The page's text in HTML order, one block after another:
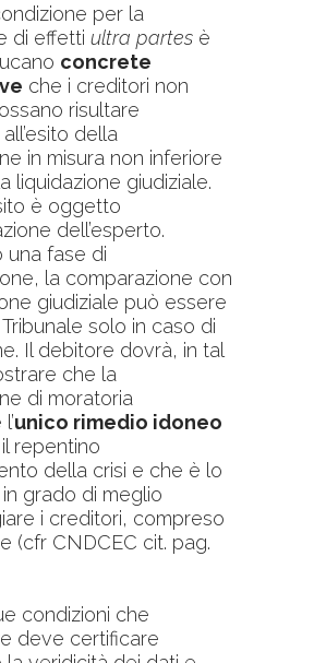
per la
di effetti ultra partes è
concrete
che i creditori non
risultare
della
in misura non inferiore
liquidazione giudiziale.
è oggetto
dell’esperto.
una fase di
la comparazione con
giudiziale può essere
solo in caso di
Il debitore dovrà, in tal
che la
di moratoria
unico rimedio idoneo
repentino
della crisi e che è lo
grado di meglio
i creditori, compreso
(cfr CNDCEC cit. pag.
condizioni che
deve certificare